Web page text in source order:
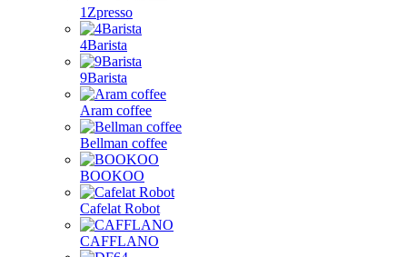
1Zpresso
4Barista
9Barista
Aram coffee
Bellman coffee
BOOKOO
Cafelat Robot
CAFFLANO